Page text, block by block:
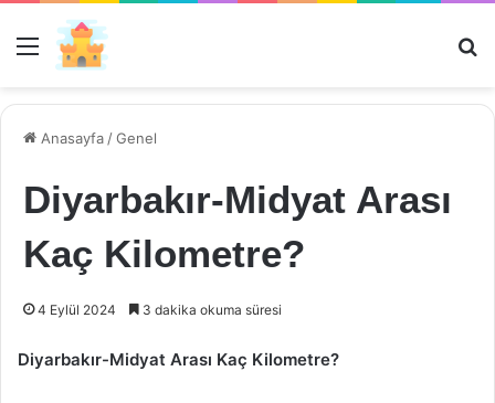
Menü
Anasayfa /Genel
Diyarbakır-Midyat Arası
Kaç Kilometre?
4 Eylül 2024 3 dakika okuma süresi
Diyarbakır-Midyat Arası Kaç Kilometre?